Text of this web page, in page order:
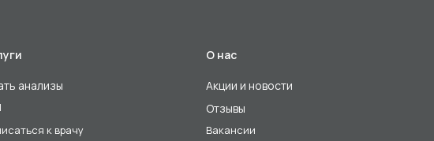
к врачу
анализы
О нас
Акции и новости
Отзывы
Вакансии